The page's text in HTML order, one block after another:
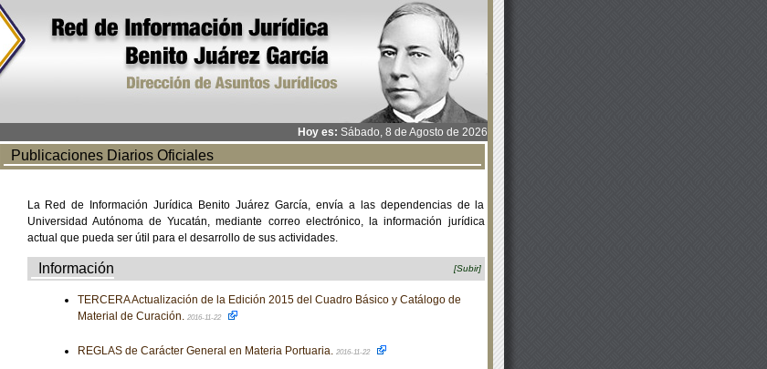
Hoy es: Sábado, 8 de Agosto de 2026
Publicaciones Diarios Oficiales
La Red de Información Jurídica Benito Juárez García, envía a las dependencias de la
Universidad Autónoma de Yucatán, mediante correo electrónico, la información jurídica
actual que pueda ser útil para el desarrollo de sus actividades.
Información [Subir]
TERCERA Actualización de la Edición 2015 del Cuadro Básico y Catálogo de
Material de Curación. 2016-11-22
REGLAS de Carácter General en Materia Portuaria. 2016-11-22